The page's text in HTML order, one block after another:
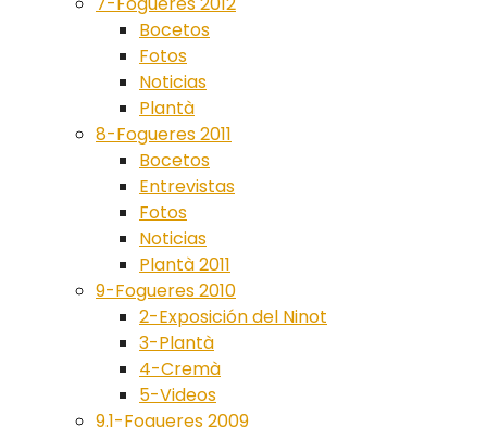
Bocetos
Fotos
Noticias
Plantà
8-Fogueres 2011
Bocetos
Entrevistas
Fotos
Noticias
Plantà 2011
9-Fogueres 2010
2-Exposición del Ninot
3-Plantà
4-Cremà
5-Videos
9.1-Fogueres 2009